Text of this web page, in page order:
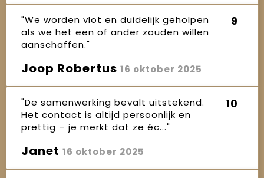
"We worden vlot en duidelijk geholpen
als we het een of ander zouden willen
aanschaffen."
9
Joop Robertus 16 oktober 2025
"De samenwerking bevalt uitstekend.
Het contact is altijd persoonlijk en
prettig – je merkt dat ze éc..."
10
Janet 16 oktober 2025